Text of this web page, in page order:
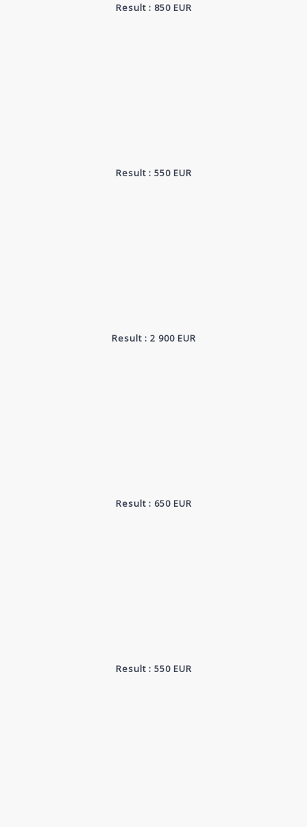
Result : 850 EUR
Result : 550 EUR
Result : 2 900 EUR
Result : 650 EUR
Result : 550 EUR